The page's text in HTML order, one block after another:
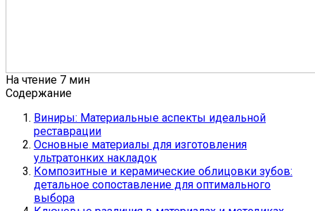
На чтение 7 мин
Содержание
Виниры: Материальные аспекты идеальной
реставрации
Основные материалы для изготовления
ультратонких накладок
Композитные и керамические облицовки зубов:
детальное сопоставление для оптимального
выбора